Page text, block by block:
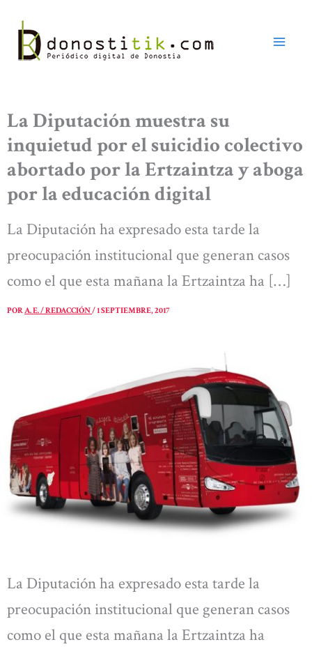
contenido
La Diputación muestra su
inquietud por el suicidio colectivo
abortado por la Ertzaintza y aboga
por la educación digital
La Diputación ha expresado esta tarde la
preocupación institucional que generan casos
como el que esta mañana la Ertzaintza ha […]
PORA. E. / REDACCIÓN/1 SEPTIEMBRE, 2017
La Diputación ha expresado esta tarde la
preocupación institucional que generan casos
como el que esta mañana la Ertzaintza ha